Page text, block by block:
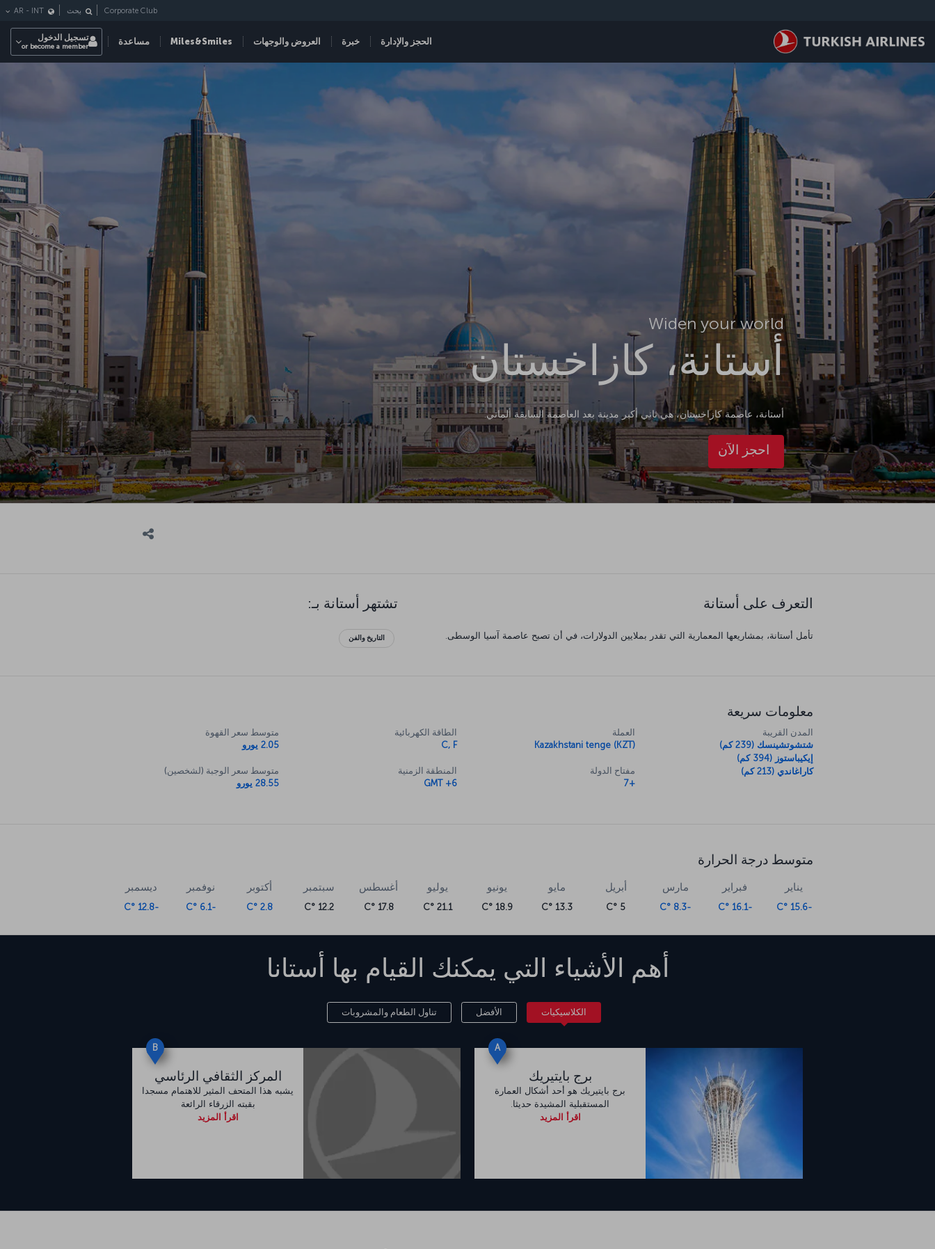
الحجز والإدارة خبرة العروض والوجهات Miles&Smiles مساعدة
Corporate Club بحث AR - INT
تسجيل الدخول
or become a member
Widen your world
أستانة، كازاخستان
أستانة، عاصمة كازاخستان، هي ثاني أكبر مدينة بعد العاصمة السابقة ألماتي.
احجز الآن
التعرف على أستانة
تأمل أستانة، بمشاريعها المعمارية التي تقدر بملايين الدولارات، في أن تصبح عاصمة آسيا الوسطى.
تشتهر أستانة بـ:
التاريخ والفن
معلومات سريعة
المدن القريبة
شتشوتشينسك (239 كم)
إيكيباستوز (394 كم)
كاراغاندي (213 كم)
العملة
Kazakhstani tenge (KZT)
مفتاح الدولة
+7
الطاقة الكهربائية
C, F
المنطقة الزمنية
GMT +6
متوسط سعر القهوة
2.05 يورو
متوسط سعر الوجبة (لشخصين)
28.55 يورو
متوسط درجة الحرارة
يناير
-15.6 °C
فبراير
-16.1 °C
مارس
-8.3 °C
أبريل
5 °C
مايو
13.3 °C
يونيو
18.9 °C
يوليو
21.1 °C
أغسطس
17.8 °C
سبتمبر
12.2 °C
أكتوبر
2.8 °C
نوفمبر
-6.1 °C
ديسمبر
-12.8 °C
أهم الأشياء التي يمكنك القيام بها أستانا
الكلاسيكيات الأفضل تناول الطعام والمشروبات
A
برج بايتيريك
برج بايتيريك هو أحد أشكال العمارة
المستقبلية المشيدة حديثا.
اقرأ المزيد
B
المركز الثقافي الرئاسي
يشبه هذا المتحف المثير للاهتمام مسجدا
بقبته الزرقاء الرائعة
اقرأ المزيد